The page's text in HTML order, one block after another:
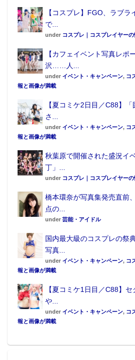
【コスプレ】FGO、ラブラ
で...
under コスプレ｜コスプレイヤー
【カフェイベント写真レポ
沢……人...
under イベント・キャンペーン, コ
報と画像が満載
【夏コミケ2日目／C88】
さ...
under イベント・キャンペーン, コ
報と画像が満載
秋葉原で開催された盛況イ
丁」...
under コスプレ｜コスプレイヤー
橋本環奈が写真集発売直前
点の...
under 芸能・アイドル
国内最大級のコスプレの祭
写真...
under イベント・キャンペーン, コ
報と画像が満載
【夏コミケ1日目／C88】
や...
under イベント・キャンペーン, コ
報と画像が満載